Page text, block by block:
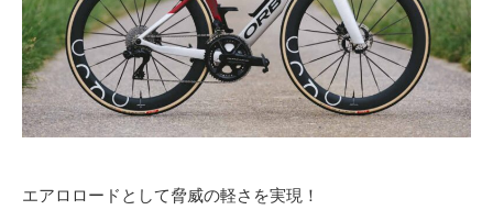
エアロロードとして脅威の軽さを実現！